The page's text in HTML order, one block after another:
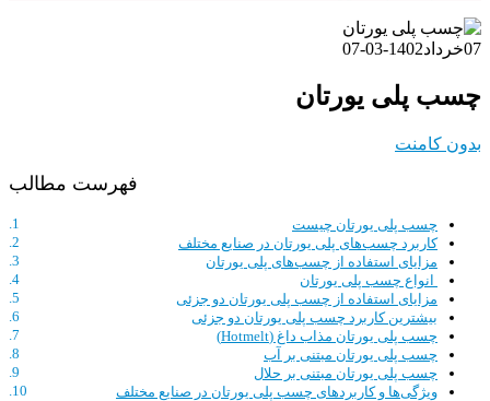
07خرداد1402-03-07
چسب پلی یورتان
بدون کامنت
فهرست مطالب
چسب پلی یورتان چیست
کاربرد چسب‌های پلی یورتان در صنایع مختلف
مزایای استفاده از چسب‌های پلی یورتان
انواع چسب پلی یورتان
مزایای استفاده از چسب پلی یورتان دو جزئی
بیشترین کاربرد چسب پلی یورتان دو جزئی
چسب پلی یورتان مذاب داغ (Hotmelt)
چسب پلی یورتان مبتنی بر آب
چسب پلی یورتان مبتنی بر حلال
ویژگی‌ها و کاربردهای چسب پلی یورتان در صنایع مختلف